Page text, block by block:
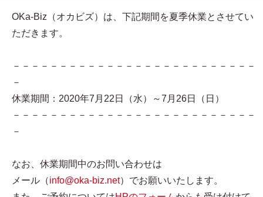
OKa-Biz（オカビズ）は、下記期間を夏季休業とさせてい
ただきます。
－－－－－－－－－－－－－－－－－－－－－－－－－－
－
休業期間：2020年7月22日（水）～7月26日（日）
－－－－－－－－－－－－－－－－－－－－－－－－－－
－
なお、休業期間中のお問い合わせは
メール（info@oka-biz.net）でお願いいたします。